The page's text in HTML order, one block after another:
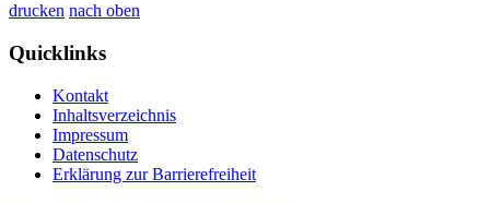
drucken nach oben
Quicklinks
Kontakt
Inhaltsverzeichnis
Impressum
Datenschutz
Erklärung zur Barrierefreiheit